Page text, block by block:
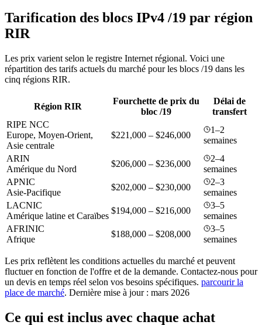
Tarification des blocs IPv4 /19 par région
RIR
Les prix varient selon le registre Internet régional. Voici une
répartition des tarifs actuels du marché pour les blocs /19 dans les
cinq régions RIR.
Région RIR
Fourchette de prix du
bloc /19
Délai de
transfert
RIPE NCC
Europe, Moyen-Orient,
Asie centrale
$221,000 – $246,000
1–2
semaines
ARIN
Amérique du Nord
$206,000 – $236,000
2–4
semaines
APNIC
Asie-Pacifique
$202,000 – $230,000
2–3
semaines
LACNIC
Amérique latine et Caraïbes
$194,000 – $216,000
3–5
semaines
AFRINIC
Afrique
$188,000 – $208,000
3–5
semaines
Les prix reflètent les conditions actuelles du marché et peuvent
fluctuer en fonction de l'offre et de la demande. Contactez-nous pour
un devis en temps réel selon vos besoins spécifiques. parcourir la
place de marché. Dernière mise à jour : mars 2026
Ce qui est inclus avec chaque achat